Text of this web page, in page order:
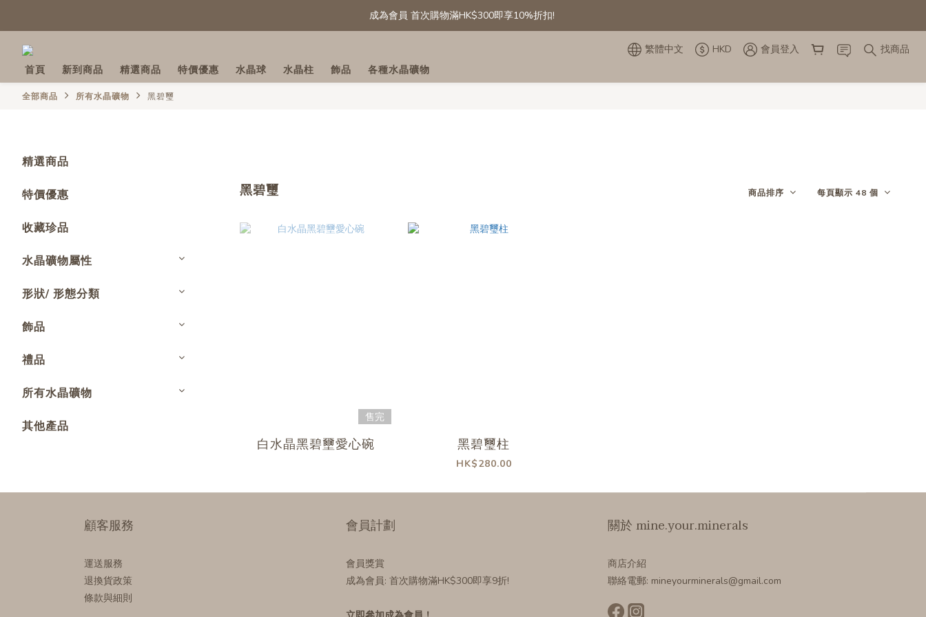
成為會員 首次購物滿HK$300即享10%折扣!
成為會員 首次購物滿HK$300即享10%折扣!
精選白水晶晶簇及晶球 低至六折
繁體中文 HKD 會員登入
找商品
首頁
新到商品 精選商品 特價優惠 水晶球 水晶柱 飾品 各種水晶礦物
全部商品 所有水晶礦物 黑碧璽
精選商品
特價優惠
收藏珍品
水晶礦物屬性
形狀/ 形態分類
飾品
禮品
所有水晶礦物
其他產品
黑碧璽 商品排序 每頁顯示 48 個
售完
白水晶黑碧壐愛心碗 黑碧璽柱
HK$280.00
顧客服務
運送服務
退換貨政策
條款與細則
會員計劃
會員獎賞
成為會員: 首次購物滿HK$300即享9折!
關於 mine.your.minerals
商店介紹
聯絡電郵: mineyourminerals@gmail.com